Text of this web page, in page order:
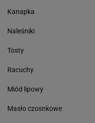
Kanapka
Naleśniki
Tosty
Racuchy
Miód lipowy
Masło czosnkowe